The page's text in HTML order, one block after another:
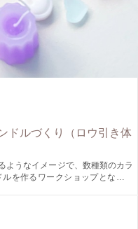
ドルづくり（ロウ引き体
ようなイメージで、数種類のカラ
を作るワークショップとなりま